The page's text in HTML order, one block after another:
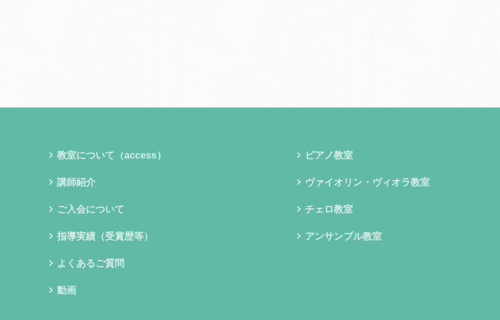
教室について（access）
講師紹介
ご入会について
指導実績（受賞歴等）
よくあるご質問
動画
ピアノ教室
ヴァイオリン・ヴィオラ教室
チェロ教室
アンサンブル教室